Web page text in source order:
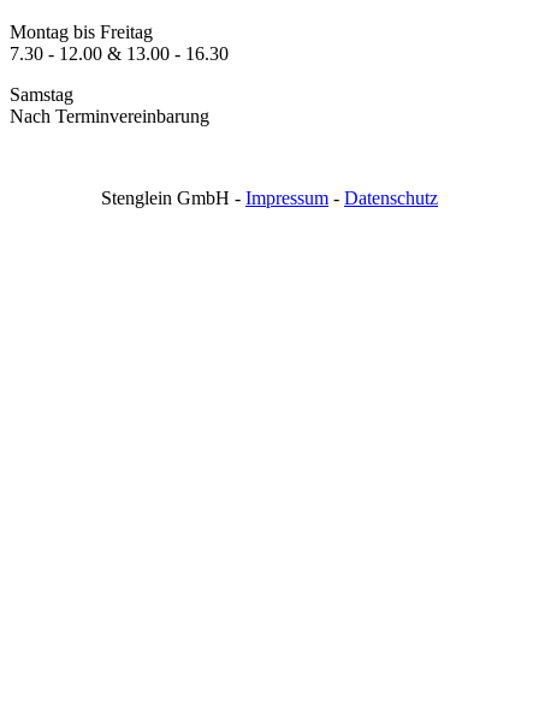
Montag bis Freitag
7.30 - 12.00 & 13.00 - 16.30
Samstag
Nach Terminvereinbarung
Stenglein GmbH - Impressum - Datenschutz